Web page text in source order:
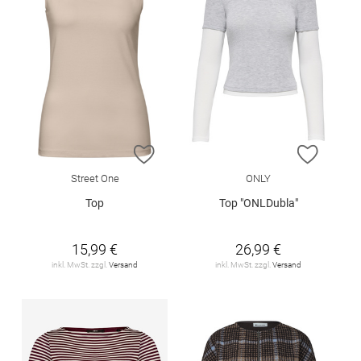
ZUR WUNSCHLISTE HINZUFÜGEN
Street One
Top
15,99 €
inkl. MwSt. zzgl. Versand
ZUR
ONLY
Top "ONLDubla"
26,99 €
inkl. MwSt. zzgl. Versand